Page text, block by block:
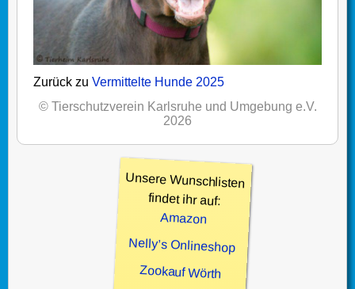
Zurück zu Vermittelte Hunde 2025
© Tierschutzverein Karlsruhe und Umgebung e.V.
2026
Unsere Wunschlisten
findet ihr auf:
Amazon
Nelly’s Onlineshop
Zookauf Wörth